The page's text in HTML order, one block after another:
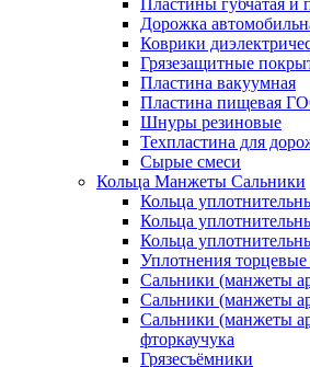
Пластины губчатая и
Дорожка
Коврики
Грязезащитные
Пластина вакуумная
Пластина пищевая
Шнуры резиновые
Техпластина для
Сырые смеси
Кольца Манжеты Сальники
Кольца
Кольца
Кольца
Уплотнения
Сальники (манжеты
Сальники (манжеты
Сальники (манжеты
фторкаучука
Грязесъёмники